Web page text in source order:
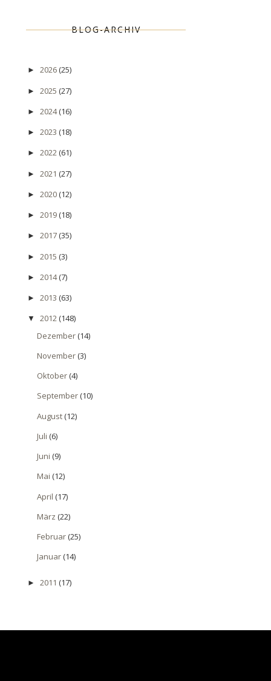
BLOG-ARCHIV
► 2026(25)
► 2025 (27)
► 2024(16)
► 2023 (18)
► 2022(61)
► 2021 (27)
► 2020(12)
► 2019(18)
► 2017(35)
► 2015 (3)
► 2014(7)
► 2013 (63)
▼ 2012(148)
Dezember(14)
November(3)
Oktober(4)
September(10)
August(12)
Juli (6)
Juni (9)
Mai (12)
April (17)
März (22)
Februar(25)
Januar(14)
► 2011 (17)